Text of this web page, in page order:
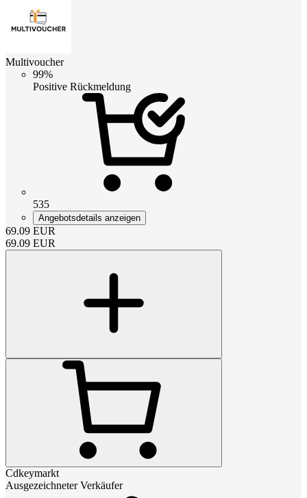
Multivoucher
99%
Positive Rückmeldung
535
Angebotsdetails anzeigen
69.09 EUR
69.09 EUR
Cdkeymarkt
Ausgezeichneter Verkäufer